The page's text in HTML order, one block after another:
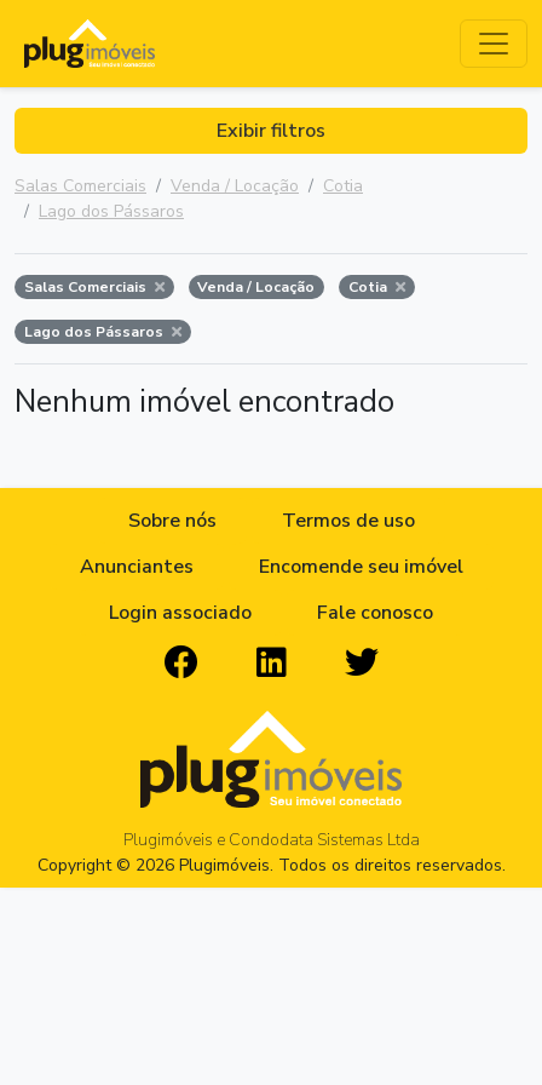
Exibir filtros
Salas Comerciais Venda / Locação
Cotia
Lago dos Pássaros
Salas Comerciais Venda / Locação Cotia
Lago dos Pássaros
Nenhum imóvel encontrado
Sobre nós
Termos de uso
Anunciantes
Encomende seu imóvel
Login associado
Fale conosco
Plugimóveis e Condodata Sistemas Ltda
Copyright © 2026 Plugimóveis. Todos os direitos reservados.